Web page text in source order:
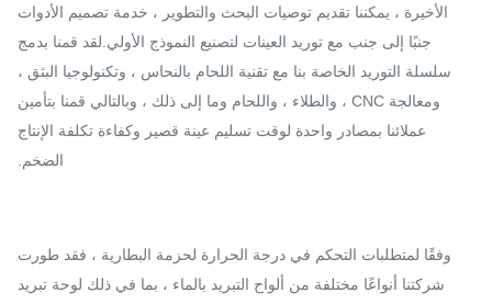
الأخيرة ، يمكننا تقديم توصيات البحث والتطوير ، خدمة تصميم الأدوات
جنبًا إلى جنب مع توريد العينات لتصنيع النموذج الأولي.لقد قمنا بدمج
سلسلة التوريد الخاصة بنا مع تقنية اللحام بالنحاس ، وتكنولوجيا البثق ،
ومعالجة CNC ، والطلاء ، واللحام وما إلى ذلك ، وبالتالي قمنا بتأمين
عملائنا بمصادر واحدة لوقت تسليم عينة قصير وكفاءة تكلفة الإنتاج
الضخم.
وفقًا لمتطلبات التحكم في درجة الحرارة لحزمة البطارية ، فقد طورت
شركتنا أنواعًا مختلفة من ألواح التبريد بالماء ، بما في ذلك لوحة تبريد